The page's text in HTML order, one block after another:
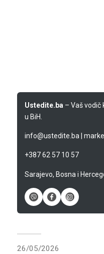
Ustedite.ba – Vaš vodič
u BiH.
info@ustedite.ba
+387 62 57 10 57
Sarajevo, Bosna i
26/05/2026